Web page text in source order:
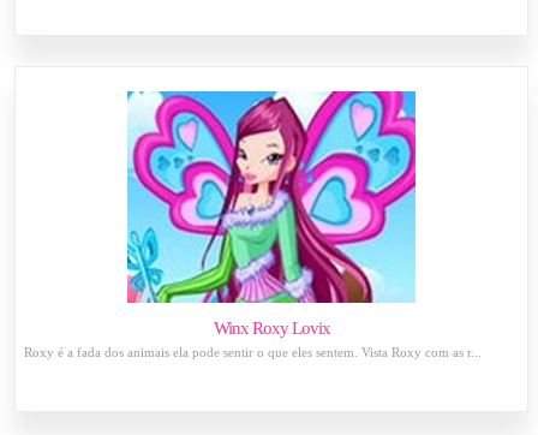
Winx Roxy Lovix
Roxy é a fada dos animais ela pode sentir o que eles sentem. Vista Roxy com as r...